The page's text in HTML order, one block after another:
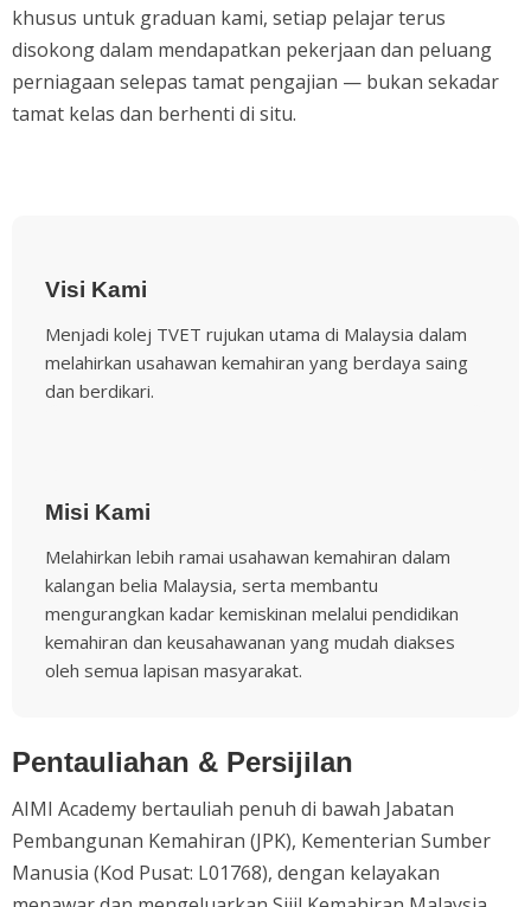
khusus untuk graduan kami, setiap pelajar terus
disokong dalam mendapatkan pekerjaan dan peluang
perniagaan selepas tamat pengajian — bukan sekadar
tamat kelas dan berhenti di situ.
Visi Kami
Menjadi kolej TVET rujukan utama di Malaysia dalam
melahirkan usahawan kemahiran yang berdaya saing
dan berdikari.
Misi Kami
Melahirkan lebih ramai usahawan kemahiran dalam
kalangan belia Malaysia, serta membantu
mengurangkan kadar kemiskinan melalui pendidikan
kemahiran dan keusahawanan yang mudah diakses
oleh semua lapisan masyarakat.
Pentauliahan & Persijilan
AIMI Academy bertauliah penuh di bawah Jabatan
Pembangunan Kemahiran (JPK), Kementerian Sumber
Manusia (Kod Pusat: L01768), dengan kelayakan